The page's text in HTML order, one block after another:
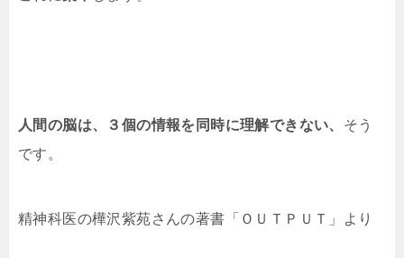
人間の脳は、３個の情報を同時に理解できない、 そう
です。
精神科医の樺沢紫苑さんの著書「ＯＵＴＰＵＴ」より